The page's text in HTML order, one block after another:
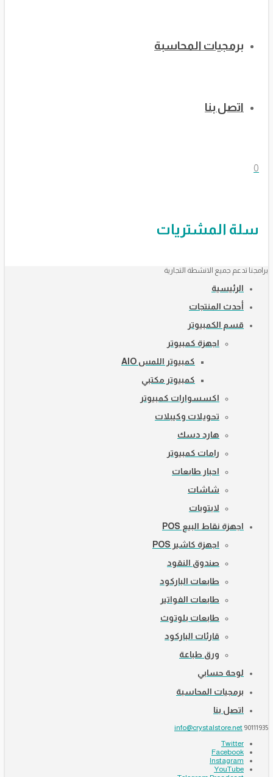
برمجيات المحاسبة
اتصل بنا
0
سلة المشتريات
برامجنا تدعم جميع الانشطة التجارية
الرئيسية
أحدث المنتجات
قسم الكمبيوتر
اجهزة كمبيوتر
كمبيوتر اللمس AIO
كمبيوتر مكتبي
اكسسوارات كمبيوتر
تحويلات وكيبلات
هارد دسك
رامات كمبيوتر
احبار طابعات
شاشات
لابتوبات
اجهزة نقاط البيع POS
اجهزة كاشير POS
صندوق النقود
طابعات الباركود
طابعات الفواتير
طابعات بلوتوث
قارئات الباركود
ورق طباعة
لوحة حسابي
برمجيات المحاسبة
اتصل بنا
90111935
info@crystalstore.net
Twitter
Facebook
Instagram
YouTube